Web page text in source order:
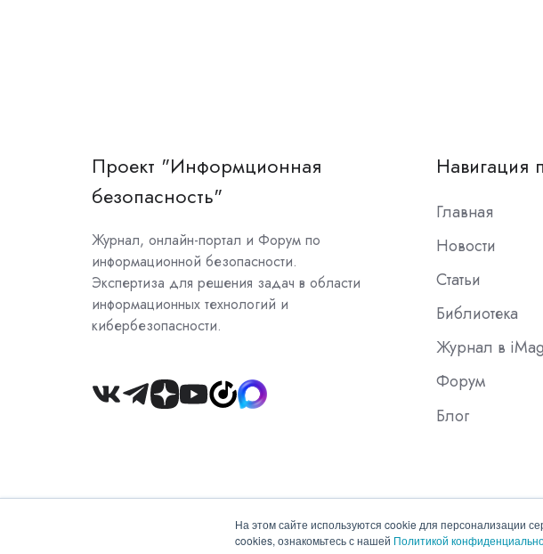
На этом сайте используются cookie для персонализации
cookies, ознакомьтесь с нашей Политикой
Проект "Информционная
безопасность"
Журнал, онлайн-портал и Форум по
информационной безопасности.
Экспертиза для решения задач в области
информационных технологий и
кибербезопасности.
Join
Навигация
Главная
Новости
Статьи
Библиотека
Журнал в iMag
Форум
Блог